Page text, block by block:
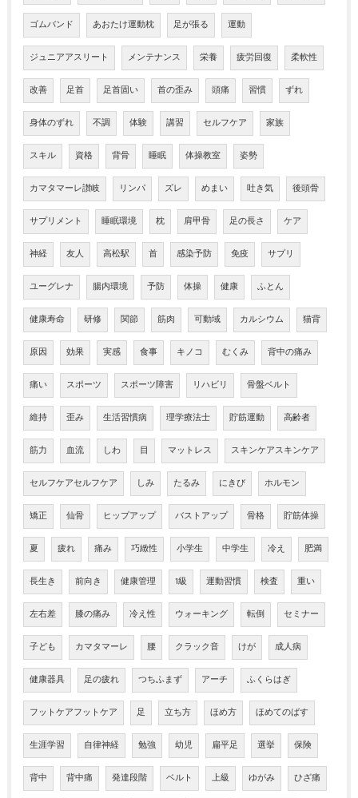
ゴムバンド あおたけ運動枕 足が張る 運動
ジュニアアスリート メンテナンス 栄養 疲労回復 柔軟性
改善 足首 足首固い 首の歪み 頭痛 習慣 ずれ
身体のずれ 不調 体験 講習 セルフケア 家族
スキル 資格 背骨 睡眠 体操教室 姿勢
カマタマーレ讃岐 リンパ ズレ めまい 吐き気 後頭骨
サプリメント 睡眠環境 枕 肩甲骨 足の長さ ケア
神経 友人 高松駅 首 感染予防 免疫 サプリ
ユーグレナ 腸内環境 予防 体操 健康 ふとん
健康寿命 研修 関節 筋肉 可動域 カルシウム 猫背
原因 効果 実感 食事 キノコ むくみ 背中の痛み
痛い スポーツ スポーツ障害 リハビリ 骨盤ベルト
維持 歪み 生活習慣病 理学療法士 貯筋運動 高齢者
筋力 血流 しわ 目 マットレス スキンケアスキンケア
セルフケアセルフケア しみ たるみ にきび ホルモン
矯正 仙骨 ヒップアップ バストアップ 骨格 貯筋体操
夏 疲れ 痛み 巧緻性 小学生 中学生 冷え 肥満
長生き 前向き 健康管理 1級 運動習慣 検査 重い
左右差 膝の痛み 冷え性 ウォーキング 転倒 セミナー
子ども カマタマーレ 腰 クラック音 けが 成人病
健康器具 足の疲れ つちふまず アーチ ふくらはぎ
フットケアフットケア 足 立ち方 ほめ方 ほめてのばす
生涯学習 自律神経 勉強 幼児 扁平足 選挙 保険
背中 背中痛 発達段階 ベルト 上級 ゆがみ ひざ痛